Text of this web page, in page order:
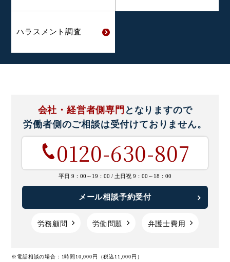
ハラスメント調査
会社・経営者側専門 となりますので
労働者側のご相談は受付けておりません。
0120-630-807
平日 9：00～19：00 / 土日祝 9：00～18：00
メール相談予約受付
労務顧問 労働問題 弁護士費用
※電話相談の場合：1時間10,000円（税込11,000円）